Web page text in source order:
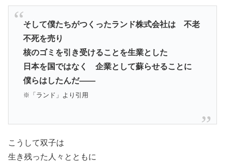
そして僕たちがつくったランド株式会社は 不老
不死を売り
核のゴミを引き受けることを生業とした
日本を国ではなく 企業として蘇らせることに
僕らはしたんだ――
※「ランド」より引用
こうして双子は
生き残った人々とともに